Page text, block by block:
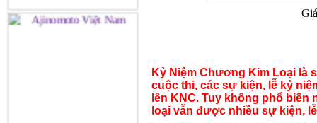
Kỷ Niệm Chương Kim Loại là
cuộc thi, các sự kiện, lễ kỷ
lên KNC. Tuy không phổ
loại vẫn được nhiều sự kiện,